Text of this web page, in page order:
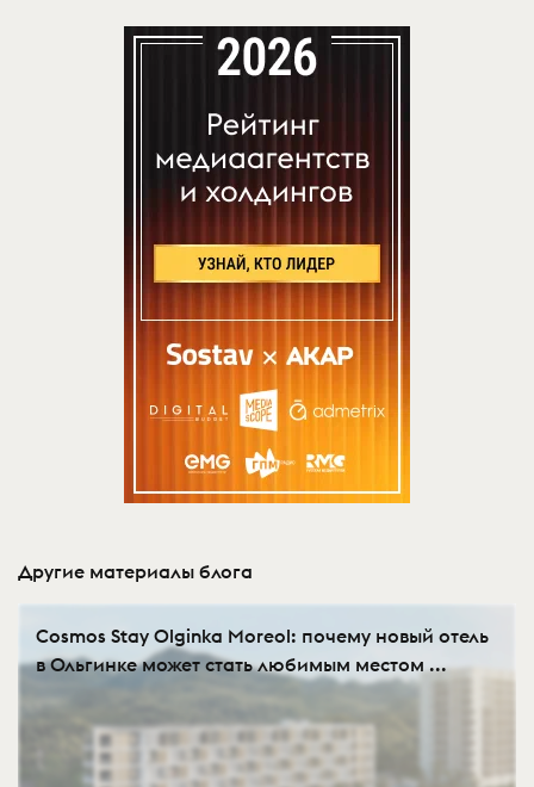
Другие материалы блога
Cosmos Stay Olginka Moreol: почему новый отель
в Ольгинке может стать любимым местом ...